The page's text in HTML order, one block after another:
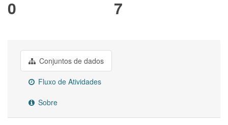
0 7
Conjuntos de dados
Fluxo de Atividades
Sobre